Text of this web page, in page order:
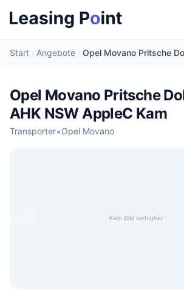
Start Angebote
Opel Movano Pritsche
AHK NSW AppleC Kam
Transporter•Opel Movano